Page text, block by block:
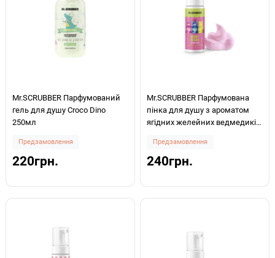
Mr.SCRUBBER Парфумований
гель для душу Croco Dino
250мл
Предзамовлення
220грн.
Mr.SCRUBBER Парфумована
пінка для душу з ароматом
ягідних желейних ведмедиків
Предзамовлення
240грн.